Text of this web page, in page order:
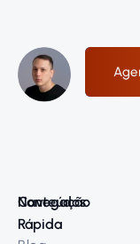
Navegação
Rápida
Conteúdos